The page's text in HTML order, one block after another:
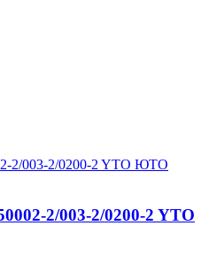
2/003-2/0200-2 YTO